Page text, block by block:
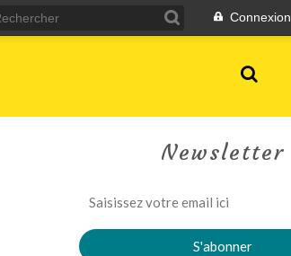
Connexion
Newsletter